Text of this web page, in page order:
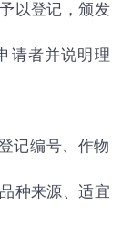
以登记，颁发
请者并说明理
记编号、作物
种来源、适宜